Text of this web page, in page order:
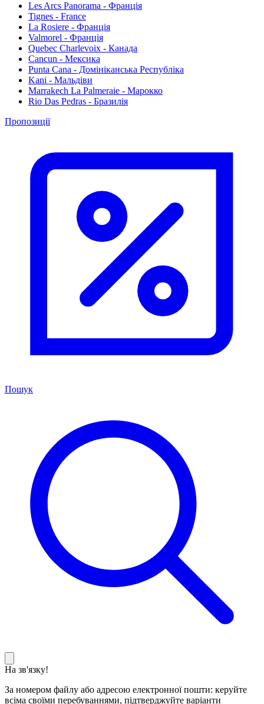
Les Arcs Panorama - Франція
Tignes - France
La Rosiere - Франція
Valmorel - Франція
Quebec Charlevoix - Канада
Cancun - Мексика
Punta Cana - Домініканська Республіка
Kani - Мальдіви
Marrakech La Palmeraie - Марокко
Rio Das Pedras - Бразилія
Пропозиції
Пошук
На зв'язку!
За номером файлу або адресою електронної пошти: керуйте
всіма своїми перебуваннями, підтверджуйте варіанти